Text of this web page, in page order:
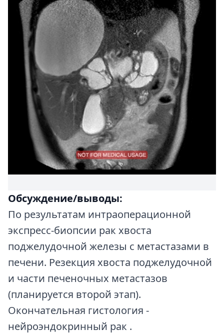
Обсуждение/выводы:
По результатам интраоперационной
экспресс-биопсии рак хвоста
поджелудочной железы с метастазами в
печени. Резекция хвоста поджелудочной
и части печеночных метастазов
(планируется второй этап).
Окончательная гистология -
нейроэндокринный рак .